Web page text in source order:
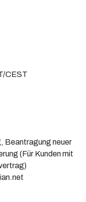
CEST
Beantragung neuer
(Für Kunden mit